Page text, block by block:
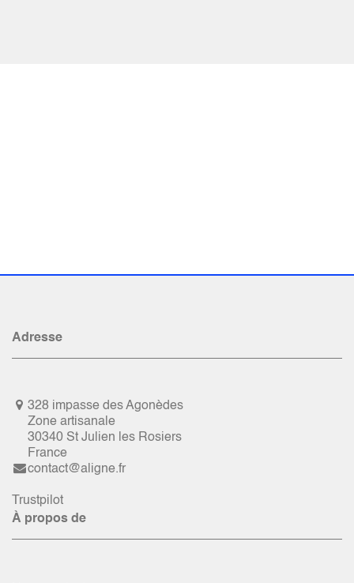
Adresse
328 impasse des Agonèdes
Zone artisanale
30340 St Julien les Rosiers
France
contact@aligne.fr
Trustpilot
À propos de